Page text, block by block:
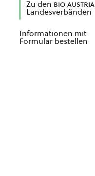
Zu den bio austria
Landesverbänden
Informationen mit
Formular bestellen